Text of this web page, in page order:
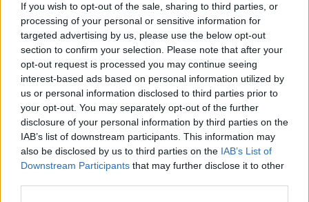
If you wish to opt-out of the sale, sharing to third parties, or
processing of your personal or sensitive information for
targeted advertising by us, please use the below opt-out
section to confirm your selection. Please note that after your
opt-out request is processed you may continue seeing
interest-based ads based on personal information utilized by
us or personal information disclosed to third parties prior to
your opt-out. You may separately opt-out of the further
disclosure of your personal information by third parties on the
IAB’s list of downstream participants. This information may
also be disclosed by us to third parties on the IAB’s List of
Downstream Participants that may further disclose it to other